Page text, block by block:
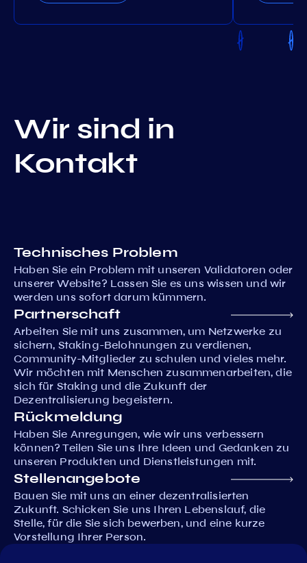
Wir sind in
Kontakt
Technisches Problem
Haben Sie ein Problem mit unseren Validatoren oder
unserer Website? Lassen Sie es uns wissen und wir
werden uns sofort darum kümmern.
Partnerschaft
Arbeiten Sie mit uns zusammen, um Netzwerke zu
sichern, Staking-Belohnungen zu verdienen,
Community-Mitglieder zu schulen und vieles mehr.
Wir möchten mit Menschen zusammenarbeiten, die
sich für Staking und die Zukunft der
Dezentralisierung begeistern.
Rückmeldung
Haben Sie Anregungen, wie wir uns verbessern
können? Teilen Sie uns Ihre Ideen und Gedanken zu
unseren Produkten und Dienstleistungen mit.
Stellenangebote
Bauen Sie mit uns an einer dezentralisierten
Zukunft. Schicken Sie uns Ihren Lebenslauf, die
Stelle, für die Sie sich bewerben, und eine kurze
Vorstellung Ihrer Person.